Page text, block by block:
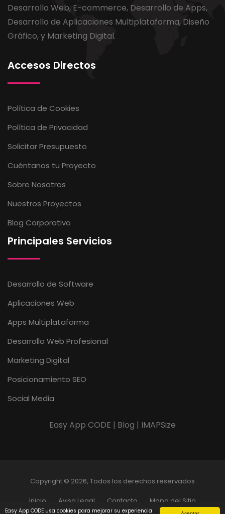
Easy App CODE usa cookies para mejorar su experiencia
Desarrollo Web, E-commerce, Desarrollo de Apps,
Desarrollo de Aplicaciones Multiplataforma, Diseño
Gráfico, y Marketing Digital.
Accesos Directos
Política de Cookies
Política de Privacidad
Solicitar Presupuesto
Cuéntanos tu Proyecto
Sobre Nosotros
Nuestros Proyectos
Blog Corporativo
Principales Servicios
Desarrollo de Software
Aplicaciones Web
Apps Multiplataforma
Desarrollo Web Profesional
Marketing Digital
Posicionamiento SEO
Social Media
Easy App CODE | Blog | IMAPSize
Copyright © 2026, Todos los derechos reservados
Inicio Aviso Legal Contacto Mapa del Sitio